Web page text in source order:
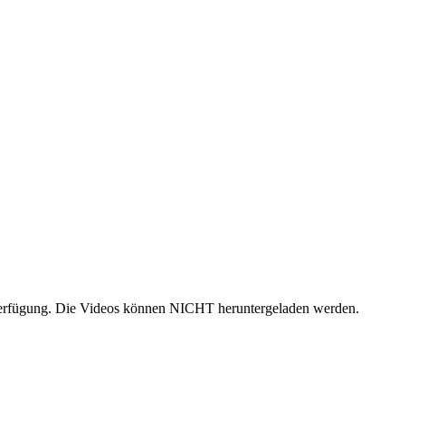
Die Videos können NICHT heruntergeladen werden.